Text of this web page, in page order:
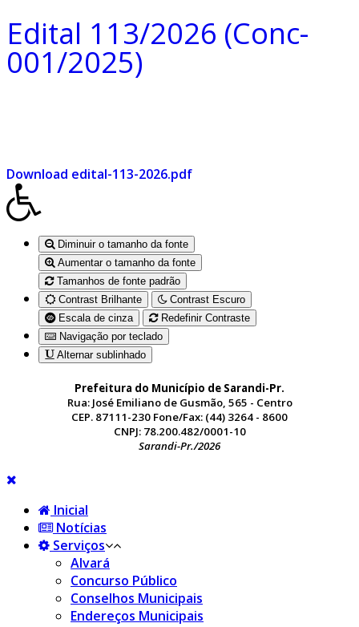
Edital 113/2026 (Conc-
001/2025)
Download edital-113-2026.pdf
Diminuir o tamanho da fonte
Aumentar o tamanho da fonte
Tamanhos de fonte padrão
Contrast Brilhante
Contrast Escuro
Escala de cinza
Redefinir Contraste
Navigação por teclado
Alternar sublinhado
Prefeitura do Município de Sarandi-Pr.
Rua: José Emiliano de Gusmão, 565 - Centro
CEP. 87111-230 Fone/Fax: (44) 3264 - 8600
CNPJ: 78.200.482/0001-10
Sarandi-Pr./2026
Inicial
Notícias
Serviços
Alvará
Concurso Público
Conselhos Municipais
Endereços Municipais